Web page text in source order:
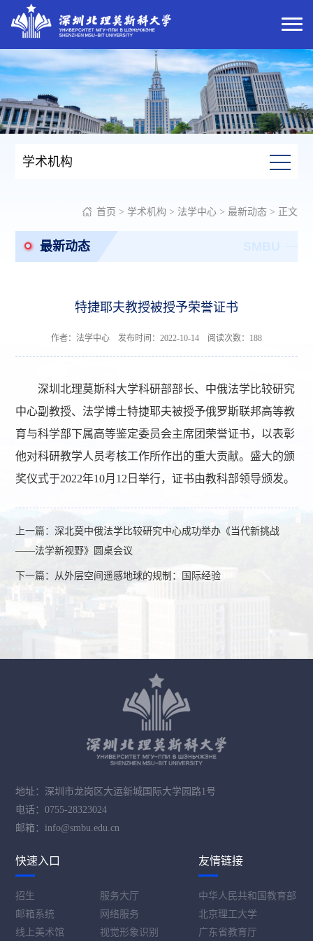
学术机构
首页 > 学术机构 > 法学中心> 最新动态> 正文
最新动态
特捷耶夫教授被授予荣誉证书
作者：法学中心 发布时间：2022-10-14 阅读次数： 188
深圳北理莫斯科大学科研部部长、中俄法学比较研究
中心副教授、法学博士特捷耶夫被授予俄罗斯联邦高等教
育与科学部下属高等鉴定委员会主席团荣誉证书，以表彰
他对科研教学人员考核工作所作出的重大贡献。盛大的颁
奖仪式于2022年10月12日举行，证书由教科部领导颁发。
上一篇：深北莫中俄法学比较研究中心成功举办《当代新挑战
——法学新视野》圆桌会议
下一篇： 从外层空间遥感地球的规制：国际经验
地址：深圳市龙岗区大运新城国际大学园路1号
电话：0755-28323024
邮箱：info@smbu.edu.cn
快速入口
招生
服务大厅
邮箱系统
网络服务
线上美术馆
视觉形象识别
友情链接
中华人民共和国教育部
北京理工大学
广东省教育厅